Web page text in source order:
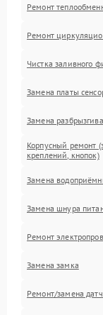
Ремонт
Ремонт
Чистка заливного
Замена платы
Замена
Корпусный ремонт
креплений, кнопок)
Замена
Замена шнура
Ремонт
Замена замка
Ремонт/замена